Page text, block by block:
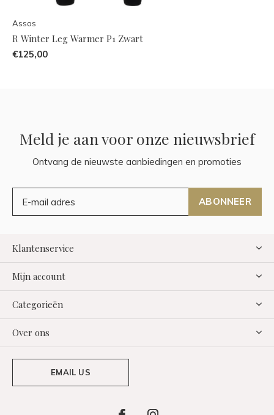
Assos
R Winter Leg Warmer P1 Zwart
€125,00
Meld je aan voor onze nieuwsbrief
Ontvang de nieuwste aanbiedingen en promoties
ABONNEER
Klantenservice
Mijn account
Categorieën
Over ons
EMAIL US